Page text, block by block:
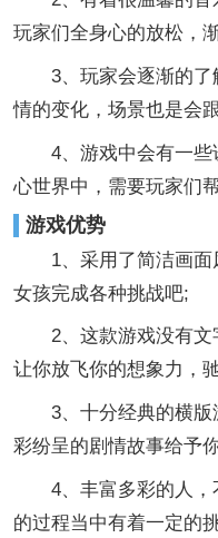
玩家们全身心的放松，
3、玩家会逐渐的了
情的变化，场景也是会
4、游戏中会有一些
心世界中，需要玩家们
游戏优势
1、采用了简洁画面
女孩完成各种挑战吧;
2、这款游戏没有文
让你放飞你的想象力，
3、十分经典的横版
彩纷呈的剧情故事给予
4、丰富多彩的人，
的过程当中有着一定的